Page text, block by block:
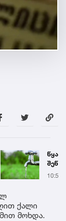
10:58
ქალი
მოხდა.